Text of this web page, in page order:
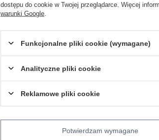
dostępu do cookie w Twojej przeglądarce. Więcej
warunki Google
Funkcjonalne pliki cookie (wymagane)
Analityczne pliki cookie
Reklamowe pliki cookie
Potwierdzam wymagane